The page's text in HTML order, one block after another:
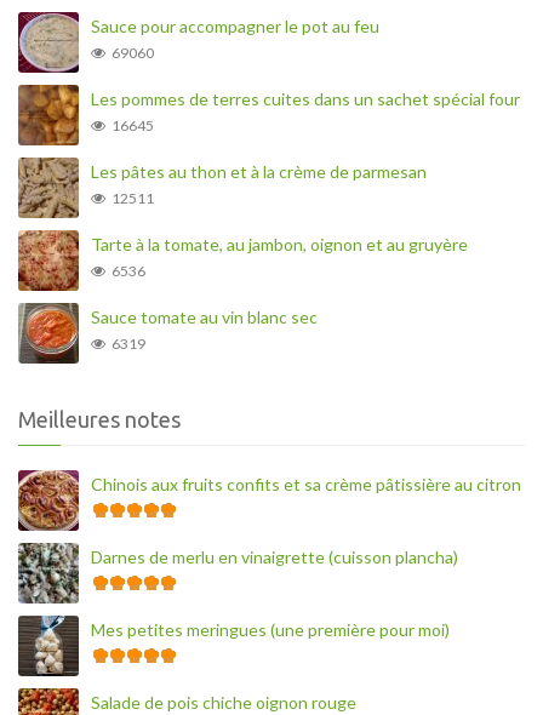
Sauce pour accompagner le pot au feu
69060
Les pommes de terres cuites dans un sachet spécial four
16645
Les pâtes au thon et à la crème de parmesan
12511
Tarte à la tomate, au jambon, oignon et au gruyère
6536
Sauce tomate au vin blanc sec
6319
Meilleures notes
Chinois aux fruits confits et sa crème pâtissière au citron
Darnes de merlu en vinaigrette (cuisson plancha)
Mes petites meringues (une première pour moi)
Salade de pois chiche oignon rouge